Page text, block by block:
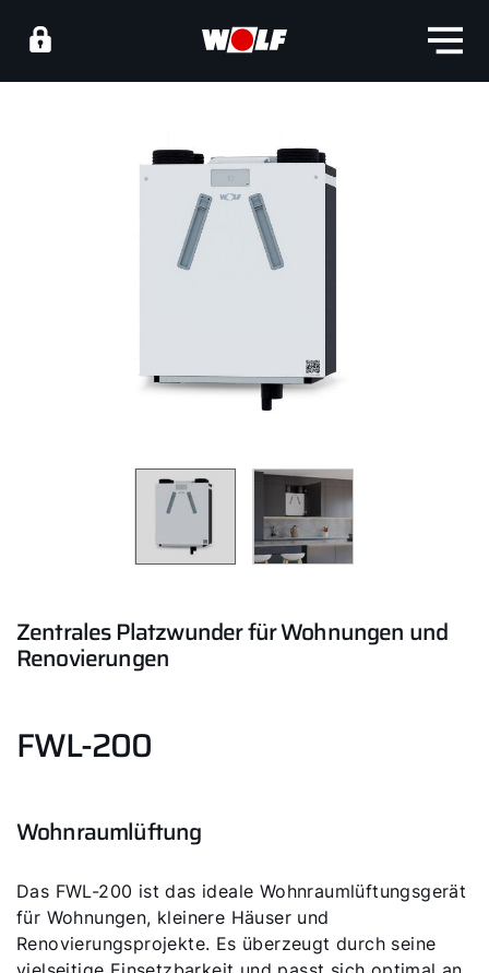
Zentrales Platzwunder für Wohnungen und
Renovierungen
FWL-200
Wohnraumlüftung
Das FWL-200 ist das ideale Wohnraumlüftungsgerät
für Wohnungen, kleinere Häuser und
Renovierungsprojekte. Es überzeugt durch seine